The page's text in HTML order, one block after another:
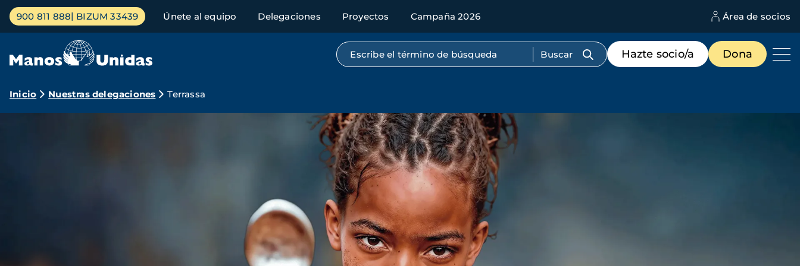
Pasar
contenido
Menú
principal
900 811 888 BIZUM 33439 Únete al equipo Delegaciones Proyectos Campaña 2026 Área de socios
Búsqueda por texto completo
Menú
de
destacados
Hazte socio/a Dona
Ruta
Inicio Nuestras delegaciones Terrassa